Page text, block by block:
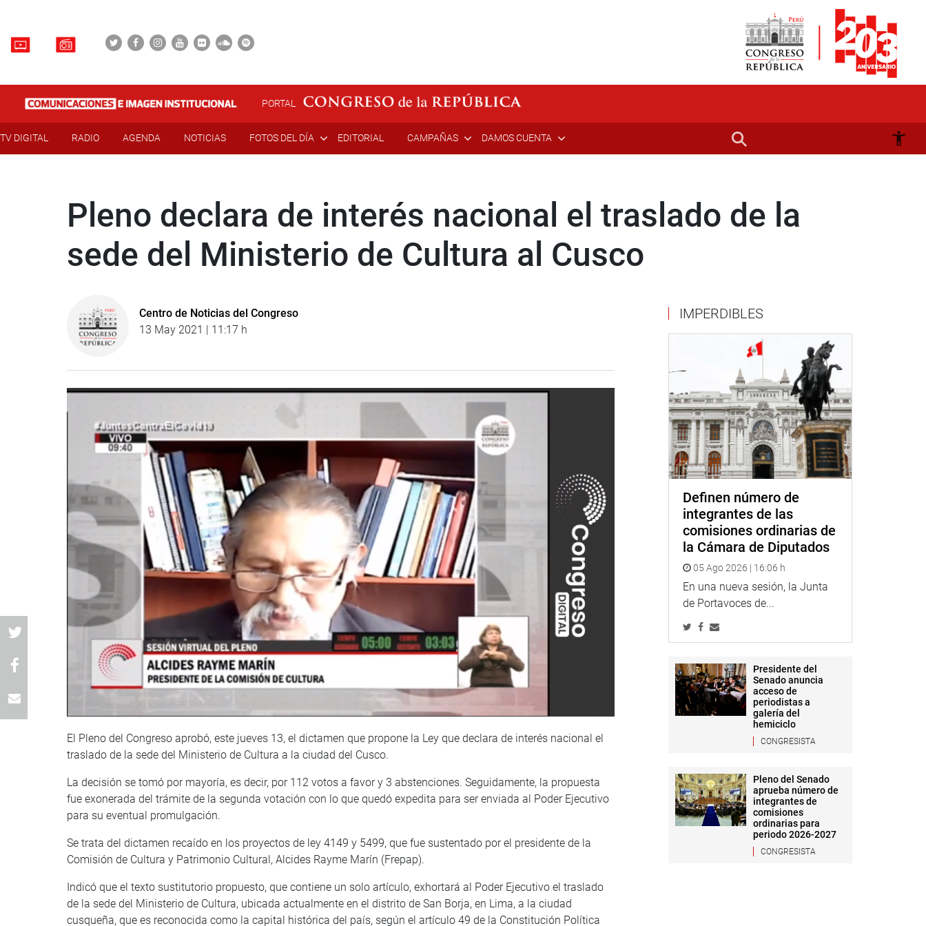
PORTAL
TV DIGITAL RADIO AGENDA NOTICIAS FOTOS DEL DÍA EDITORIAL CAMPAÑAS DAMOS CUENTA
Pleno declara de interés nacional el traslado de la
sede del Ministerio de Cultura al Cusco
Centro de Noticias del Congreso
13 May 2021 | 11:17 h
El Pleno del Congreso aprobó, este jueves 13, el dictamen que propone la Ley que declara de interés nacional el
traslado de la sede del Ministerio de Cultura a la ciudad del Cusco.
La decisión se tomó por mayoría, es decir, por 112 votos a favor y 3 abstenciones. Seguidamente, la propuesta
fue exonerada del trámite de la segunda votación con lo que quedó expedita para ser enviada al Poder Ejecutivo
para su eventual promulgación.
Se trata del dictamen recaído en los proyectos de ley 4149 y 5499, que fue sustentado por el presidente de la
Comisión de Cultura y Patrimonio Cultural, Alcides Rayme Marín (Frepap).
Indicó que el texto sustitutorio propuesto, que contiene un solo artículo, exhortará al Poder Ejecutivo el traslado
de la sede del Ministerio de Cultura, ubicada actualmente en el distrito de San Borja, en Lima, a la ciudad
cusqueña, que es reconocida como la capital histórica del país, según el artículo 49 de la Constitución Política
IMPERDIBLES
Definen número de
integrantes de las
comisiones ordinarias de
la Cámara de Diputados
05 Ago 2026 | 16:06 h
En una nueva sesión, la Junta
de Portavoces de...
Presidente del
Senado anuncia
acceso de
periodistas a
galería del
hemiciclo
CONGRESISTA
Pleno del Senado
aprueba número de
integrantes de
comisiones
ordinarias para
periodo 2026-2027
CONGRESISTA